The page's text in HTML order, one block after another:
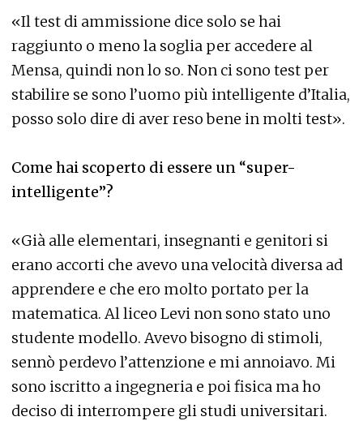
«Il test di ammissione dice solo se hai
raggiunto o meno la soglia per accedere al
Mensa, quindi non lo so. Non ci sono test per
stabilire se sono l’uomo più intelligente d’Italia,
posso solo dire di aver reso bene in molti test».
Come hai scoperto di essere un “super-
intelligente”?
«Già alle elementari, insegnanti e genitori si
erano accorti che avevo una velocità diversa ad
apprendere e che ero molto portato per la
matematica. Al liceo Levi non sono stato uno
studente modello. Avevo bisogno di stimoli,
sennò perdevo l’attenzione e mi annoiavo. Mi
sono iscritto a ingegneria e poi fisica ma ho
deciso di interrompere gli studi universitari.